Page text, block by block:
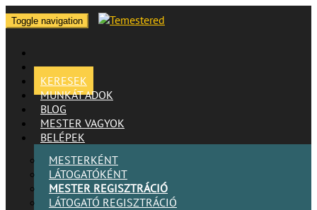
Toggle navigation
KERESEK
MUNKÁT ADOK
BLOG
MESTER VAGYOK
BELÉPEK
MESTERKÉNT
LÁTOGATÓKÉNT
MESTER REGISZTRÁCIÓ
LÁTOGATÓ REGISZTRÁCIÓ